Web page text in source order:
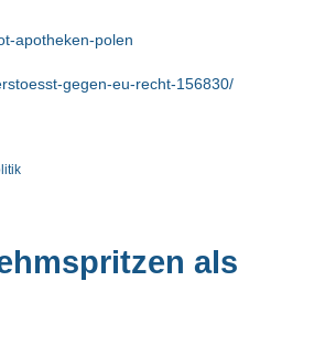
apotheken-polen
gegen-eu-recht-156830/
als